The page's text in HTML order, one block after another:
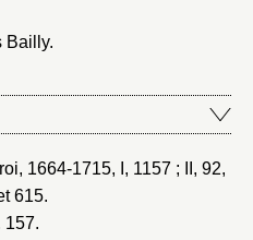
Bailly.
1664-1715, I, 1157 ; II, 92,
615.
157.